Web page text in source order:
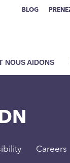
BLOG
NOUS AIDONS
Careers